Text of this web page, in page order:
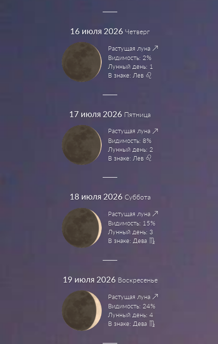
16 июля 2026 Четверг
Растущая луна
Видимость: 2%
Лунный день: 1
В знаке: Лев
17 июля 2026 Пятница
Растущая луна
Видимость: 8%
Лунный день: 2
В знаке: Лев
18 июля 2026 Суббота
Растущая луна
Видимость: 15%
Лунный день: 3
В знаке: Дева
19 июля 2026 Воскресенье
Растущая луна
Видимость: 24%
Лунный день: 4
В знаке: Дева